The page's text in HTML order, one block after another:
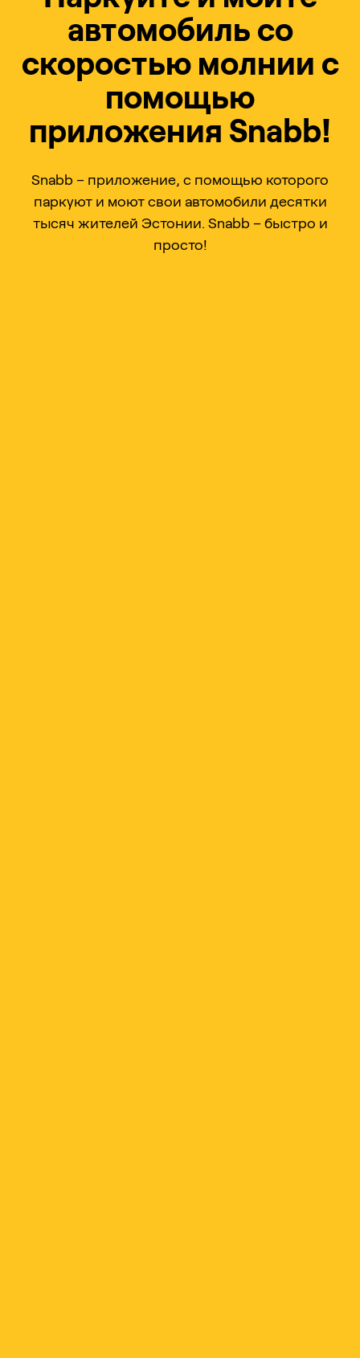
автомобиль со
скоростью молнии с
помощью
приложения Snabb!
Snabb – приложение, с помощью которого
паркуют и моют свои автомобили десятки
тысяч жителей Эстонии. Snabb – быстро и
просто!